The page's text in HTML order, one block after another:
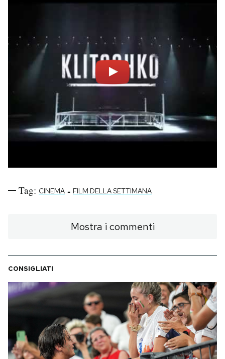
Tag: CINEMA - FILM DELLA SETTIMANA
Mostra i commenti
CONSIGLIATI